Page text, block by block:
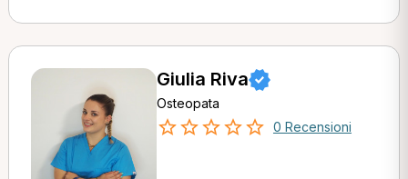
Giulia Riva
Osteopata
0 Recensioni